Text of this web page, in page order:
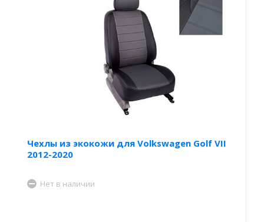
Чехлы из экокожи для Volkswagen Golf VII
2012-2020
Нет в наличии